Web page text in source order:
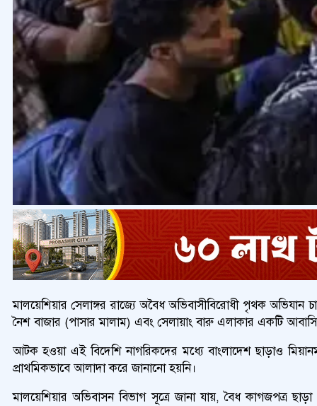
মালয়েশিয়ার সেলাঙ্গর রাজ্যে অবৈধ অভিবাসীবিরোধী পৃথক
নৈশ বাজার (পাসার মালাম) এবং সেলায়াং বারু এলাকার একটি
আটক হওয়া এই বিদেশি নাগরিকদের মধ্যে বাংলাদেশ ছাড়াও
প্রাথমিকভাবে আলাদা করে জানানো হয়নি।
মালয়েশিয়ার অভিবাসন বিভাগ সূত্রে জানা যায়, বৈধ কাগজপত্র